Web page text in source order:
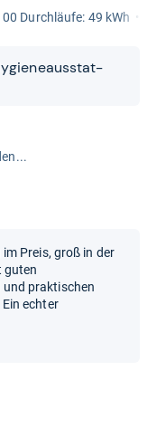
Durch­läufe: 49 kWh
Preis, groß in der
guten
praktischen
echter